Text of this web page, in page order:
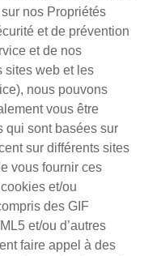
nos Propriétés
et de prévention
et de nos
sites web et les
nous pouvons
vous être
qui sont basées sur
sur différents sites
vous fournir ces
et/ou
des GIF
et/ou d’autres
faire appel à des